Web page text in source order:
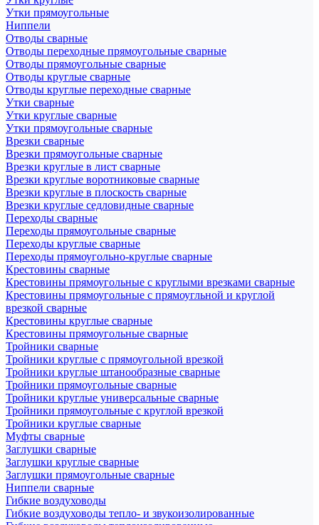
Утки прямоугольные
Ниппели
Отводы сварные
Отводы переходные прямоугольные сварные
Отводы прямоугольные сварные
Отводы круглые сварные
Отводы круглые переходные сварные
Утки сварные
Утки круглые сварные
Утки прямоугольные сварные
Врезки сварные
Врезки прямоугольные сварные
Врезки круглые в лист сварные
Врезки круглые воротниковые сварные
Врезки круглые в плоскость сварные
Врезки круглые седловидные сварные
Переходы сварные
Переходы прямоугольные сварные
Переходы круглые сварные
Переходы прямоугольно-круглые сварные
Крестовины сварные
Крестовины прямоугольные с круглыми врезками сварные
Крестовины прямоугольные с прямоугльной и круглой
врезкой сварные
Крестовины круглые сварные
Крестовины прямоугольные сварные
Тройники сварные
Тройники круглые с прямоугольной врезкой
Тройники круглые штанообразные сварные
Тройники прямоугольные сварные
Тройники круглые универсальные сварные
Тройники прямоугольные с круглой врезкой
Тройники круглые сварные
Муфты сварные
Заглушки сварные
Заглушки круглые сварные
Заглушки прямоугольные сварные
Ниппели сварные
Гибкие воздуховоды
Гибкие воздуховоды тепло- и звукоизолированные